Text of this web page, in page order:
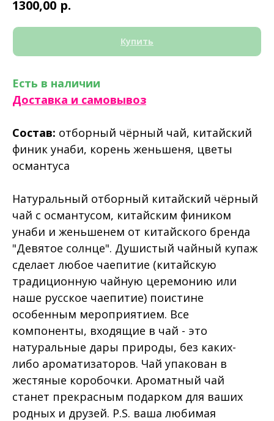
1300,00 р.
Купить
Есть в наличии
Доставка и самовывоз
Состав: отборный чёрный чай, китайский
финик унаби, корень женьшеня, цветы
османтуса
Натуральный отборный китайский чёрный
чай с османтусом, китайским фиником
унаби и женьшенем от китайского бренда
"Девятое солнце". Душистый чайный купаж
сделает любое чаепитие (китайскую
традиционную чайную церемонию или
наше русское чаепитие) поистине
особенным мероприятием. Все
компоненты, входящие в чай - это
натуральные дары природы, без каких-
либо ароматизаторов. Чай упакован в
жестяные коробочки. Ароматный чай
станет прекрасным подарком для ваших
родных и друзей. P.S. ваша любимая